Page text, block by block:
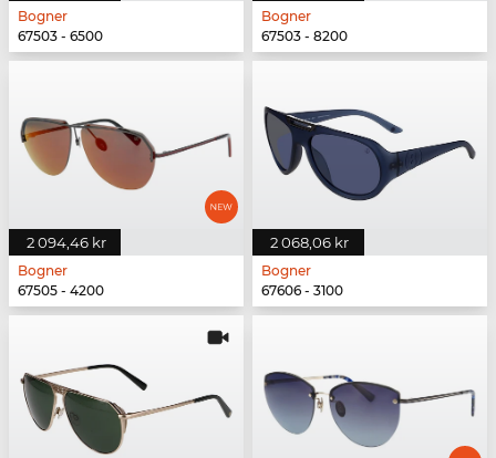
Bogner
67503 - 6500
Bogner
67503 - 8200
2 094,46 kr
Bogner
67505 - 4200
2 068,06 kr
Bogner
67606 - 3100